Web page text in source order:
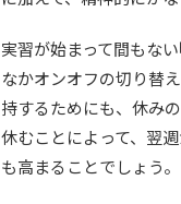
実習が始まって間もな
なかオンオフの切り替
持するためにも、休み
休むことによって、翌
も高まることでしょう。